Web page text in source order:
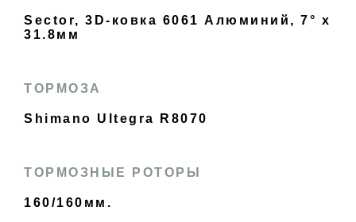
Sector, 3D-ковка 6061 Алюминий, 7° x
31.8мм
ТОРМОЗА
Shimano Ultegra R8070
ТОРМОЗНЫЕ РОТОРЫ
160/160мм.